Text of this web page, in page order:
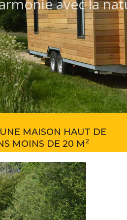
avec la
MAISON HAUT DE
MOINS DE 20 M2